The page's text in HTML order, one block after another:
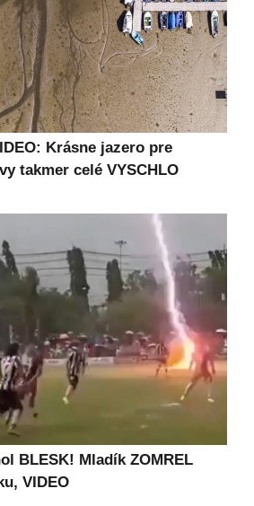
Krásne jazero pre
takmer celé VYSCHLO
BLESK! Mladík ZOMREL
VIDEO